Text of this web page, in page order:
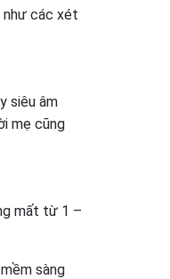
như các xét
siêu âm
mẹ cũng
mất từ 1 –
sàng